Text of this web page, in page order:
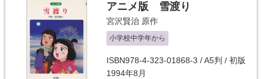
アニメ版 雪渡り
宮沢賢治 原作
小学校中学年から
ISBN978-4-323-01868-3 / A5判 / 初版
1994年8月